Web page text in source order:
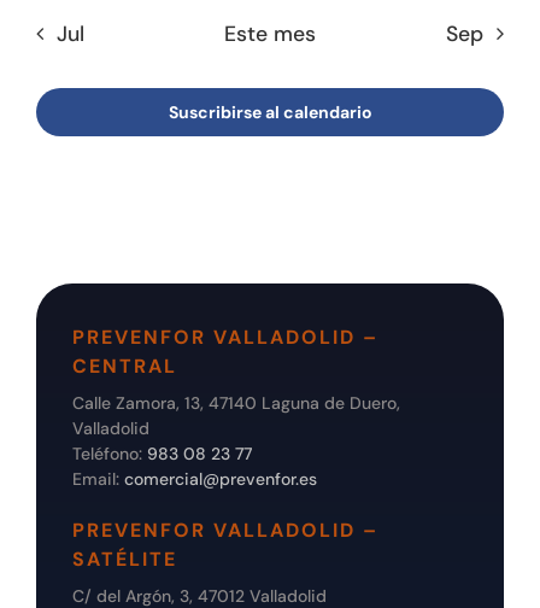
Jul Este mes Sep
Suscribirse al calendario
PREVENFOR VALLADOLID –
CENTRAL
Calle Zamora, 13, 47140 Laguna de Duero,
Valladolid
Teléfono: 983 08 23 77
Email: comercial@prevenfor.es
PREVENFOR VALLADOLID –
SATÉLITE
C/ del Argón, 3, 47012 Valladolid